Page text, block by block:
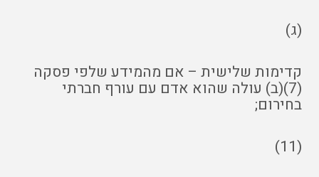
(ג)
קדימות שלישית – אם מהמידע שלפי פסקה
(7)(ב) עולה שהוא אדם עם עורף חברתי
בחירום;
(11)